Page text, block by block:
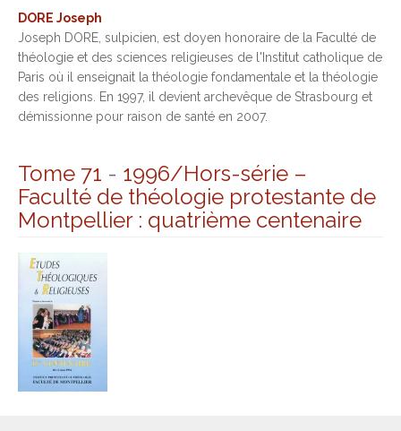
DORE Joseph
Joseph DORE, sulpicien, est doyen honoraire de la Faculté de
théologie et des sciences religieuses de l'Institut catholique de
Paris où il enseignait la théologie fondamentale et la théologie
des religions. En 1997, il devient archevêque de Strasbourg et
démissionne pour raison de santé en 2007.
Tome 71 - 1996/Hors-série –
Faculté de théologie protestante de
Montpellier : quatrième centenaire